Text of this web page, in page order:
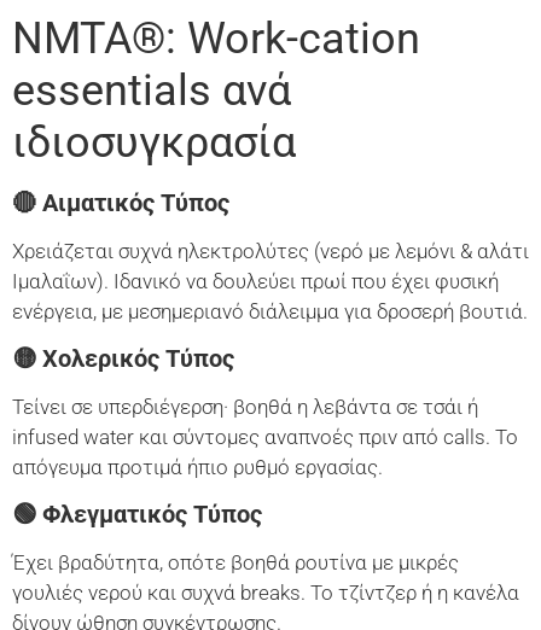
NMTA®: Work-cation
essentials ανά
ιδιοσυγκρασία
🔴 Αιματικός Τύπος
Χρειάζεται συχνά ηλεκτρολύτες (νερό με λεμόνι & αλάτι
Ιμαλαΐων). Ιδανικό να δουλεύει πρωί που έχει φυσική
ενέργεια, με μεσημεριανό διάλειμμα για δροσερή βουτιά.
🟡 Χολερικός Τύπος
Τείνει σε υπερδιέγερση· βοηθά η λεβάντα σε τσάι ή
infused water και σύντομες αναπνοές πριν από calls. Το
απόγευμα προτιμά ήπιο ρυθμό εργασίας.
🟢 Φλεγματικός Τύπος
Έχει βραδύτητα, οπότε βοηθά ρουτίνα με μικρές
γουλιές νερού και συχνά breaks. Το τζίντζερ ή η κανέλα
δίνουν ώθηση συγκέντρωσης.